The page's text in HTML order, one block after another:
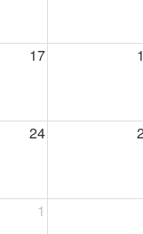
17
24
1